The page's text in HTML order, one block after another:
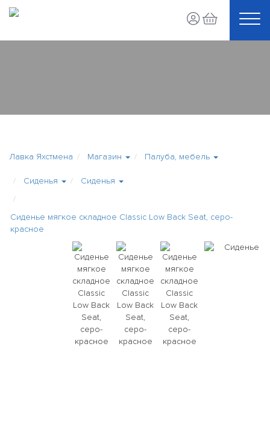
Лавка Яхстмена Магазин Палуба, мебель
Сиденья Сиденья
Сиденье мягкое складное Classic Low Back Seat, серо-
красное